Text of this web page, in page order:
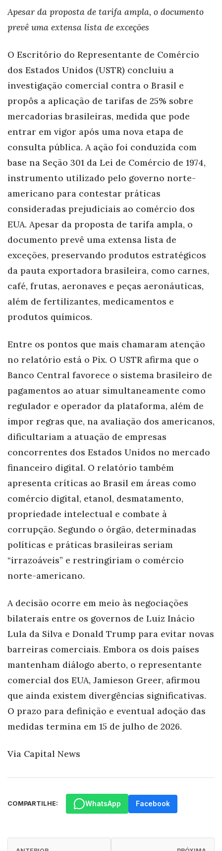
Apesar da proposta de tarifa ampla, o documento
prevê uma extensa lista de exceções
O Escritório do Representante de Comércio
dos Estados Unidos (USTR) concluiu a
investigação comercial contra o Brasil e
propôs a aplicação de tarifas de 25% sobre
mercadorias brasileiras, medida que pode
entrar em vigor após uma nova etapa de
consulta pública. A ação foi conduzida com
base na Seção 301 da Lei de Comércio de 1974,
instrumento utilizado pelo governo norte-
americano para contestar práticas
consideradas prejudiciais ao comércio dos
EUA. Apesar da proposta de tarifa ampla, o
documento prevê uma extensa lista de
exceções, preservando produtos estratégicos
da pauta exportadora brasileira, como carnes,
café, frutas, aeronaves e peças aeronáuticas,
além de fertilizantes, medicamentos e
produtos químicos.
Entre os pontos que mais chamaram atenção
no relatório está o Pix. O USTR afirma que o
Banco Central favorece o sistema brasileiro de
pagamentos ao atuar simultaneamente como
regulador e operador da plataforma, além de
impor regras que, na avaliação dos americanos,
dificultariam a atuação de empresas
concorrentes dos Estados Unidos no mercado
financeiro digital. O relatório também
apresenta críticas ao Brasil em áreas como
comércio digital, etanol, desmatamento,
propriedade intelectual e combate à
corrupção. Segundo o órgão, determinadas
políticas e práticas brasileiras seriam
“irrazoáveis” e restringiriam o comércio
norte-americano.
A decisão ocorre em meio às negociações
bilaterais entre os governos de Luiz Inácio
Lula da Silva e Donald Trump para evitar novas
barreiras comerciais. Embora os dois países
mantenham diálogo aberto, o representante
comercial dos EUA, Jamieson Greer, afirmou
que ainda existem divergências significativas.
O prazo para definição e eventual adoção das
medidas termina em 15 de julho de 2026.
Via Capital News
COMPARTILHE: WhatsApp Facebook